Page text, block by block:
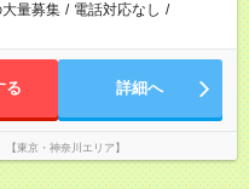
量募集 / 電話対応なし /
る 詳細へ
東京・神奈川エリア】